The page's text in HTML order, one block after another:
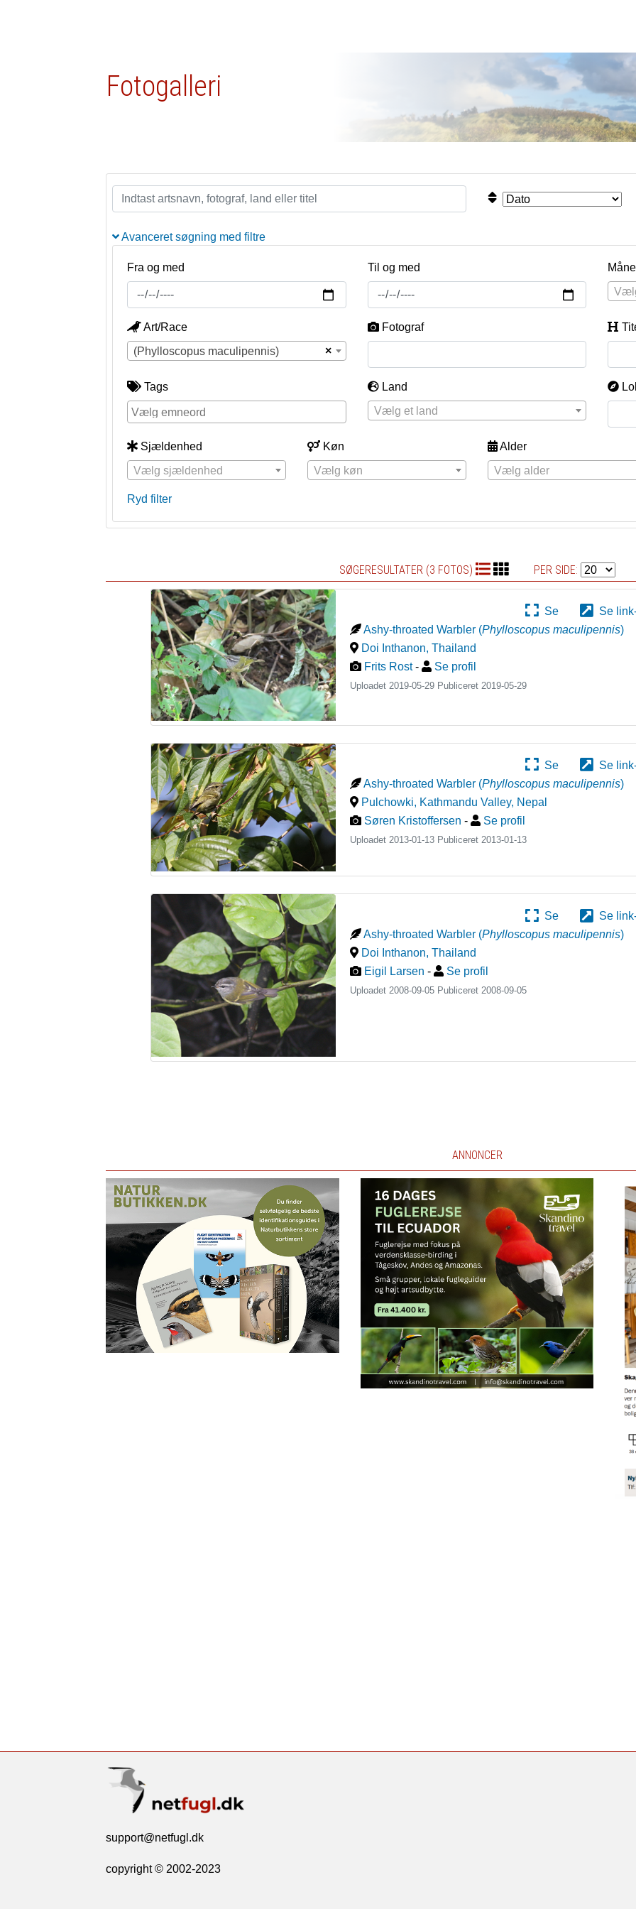
Fotogalleri
Avanceret søgning med filtre
Fra og med Til og med
Art/Race
×
(Phylloscopus maculipennis)
Fotograf
Tags
Land
Vælg et land
Sjældenhed
Vælg sjældenhed
Køn
Vælg køn
Alder
Vælg alder
Ryd filter
SØGERESULTATER (3 FOTOS) PER SIDE:
Se
Se
Ashy-throated Warbler (Phylloscopus maculipennis)
Doi Inthanon,Thailand
Frits Rost - Se profil
Uploadet 2019-05-29 Publiceret2019-05-29
Se
Se
Ashy-throated Warbler (Phylloscopus maculipennis)
Pulchowki, Kathmandu Valley, Nepal
Søren Kristoffersen - Se profil
Uploadet 2013-01-13 Publiceret 2013-01-13
Se
Se
Ashy-throated Warbler (Phylloscopus maculipennis)
Doi Inthanon,Thailand
Eigil Larsen - Se profil
Uploadet 2008-09-05 Publiceret2008-09-05
ANNONCER
support@netfugl.dk
copyright © 2002-2023